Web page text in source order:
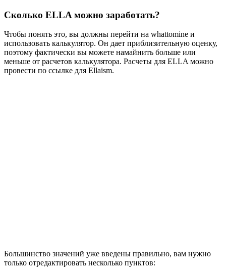
Сколько ELLA можно заработать?
Чтобы понять это, вы должны перейти на whattomine и
использовать калькулятор. Он дает приблизительную оценку,
поэтому фактически вы можете намайнить больше или
меньше от расчетов калькулятора. Расчеты для ELLA можно
провести по ссылке для Ellaism.
Большинство значений уже введены правильно, вам нужно
только отредактировать несколько пунктов: